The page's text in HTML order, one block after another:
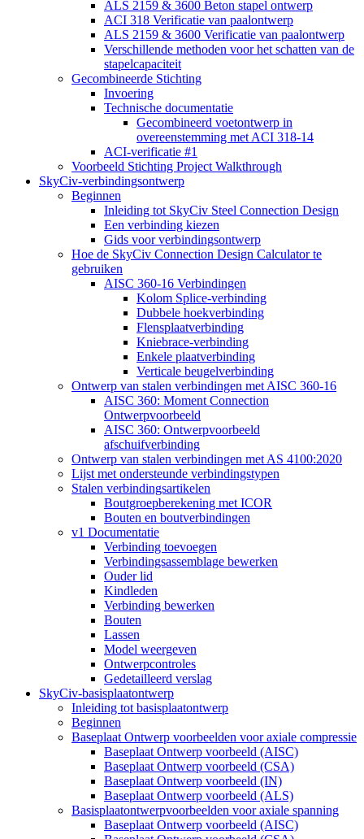
ALS 2159 & 3600 Beton stapel ontwerp
ACI 318 Verificatie van paalontwerp
ALS 2159 & 3600 Verificatie van paalontwerp
Verschillende methoden voor het schatten van de
stapelcapaciteit
Gecombineerde Stichting
Invoering
Technische documentatie
Gecombineerd voetontwerp in
overeenstemming met ACI 318-14
ACI-verificatie #1
Voorbeeld Stichting Project Walkthrough
SkyCiv-verbindingsontwerp
Beginnen
Inleiding tot SkyCiv Steel Connection Design
Een verbinding kiezen
Gids voor verbindingsontwerp
Hoe de SkyCiv Connection Design Calculator te
gebruiken
AISC 360-16 Verbindingen
Kolom Splice-verbinding
Dubbele hoekverbinding
Flensplaatverbinding
Kniebrace-verbinding
Enkele plaatverbinding
Verticale beugelverbinding
Ontwerp van stalen verbindingen met AISC 360-16
AISC 360: Moment Connection
Ontwerpvoorbeeld
AISC 360: Ontwerpvoorbeeld
afschuifverbinding
Ontwerp van stalen verbindingen met AS 4100:2020
Lijst met ondersteunde verbindingstypen
Stalen verbindingsartikelen
Boutgroepberekening met ICOR
Bouten en boutverbindingen
v1 Documentatie
Verbinding toevoegen
Verbindingsassemblage bewerken
Ouder lid
Kindleden
Verbinding bewerken
Bouten
Lassen
Model weergeven
Ontwerpcontroles
Gedetailleerd verslag
SkyCiv-basisplaatontwerp
Inleiding tot basisplaatontwerp
Beginnen
Baseplaat Ontwerp voorbeelden voor axiale compressie
Baseplaat Ontwerp voorbeeld (AISC)
Baseplaat Ontwerp voorbeeld (CSA)
Baseplaat Ontwerp voorbeeld (IN)
Baseplaat Ontwerp voorbeeld (ALS)
Basisplaatontwerpvoorbeelden voor axiale spanning
Baseplaat Ontwerp voorbeeld (AISC)